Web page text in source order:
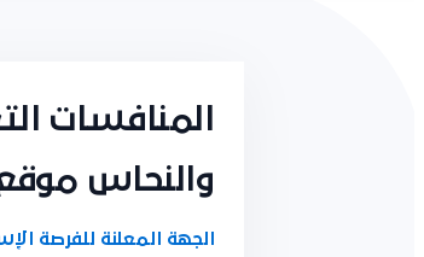
المنافسات
والنحاس
الجهة المعلنة للفرصة